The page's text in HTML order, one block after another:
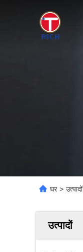
घर > उत्पादों
उत्पादों